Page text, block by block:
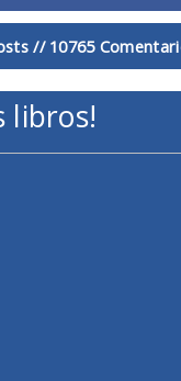
//10765
libros!